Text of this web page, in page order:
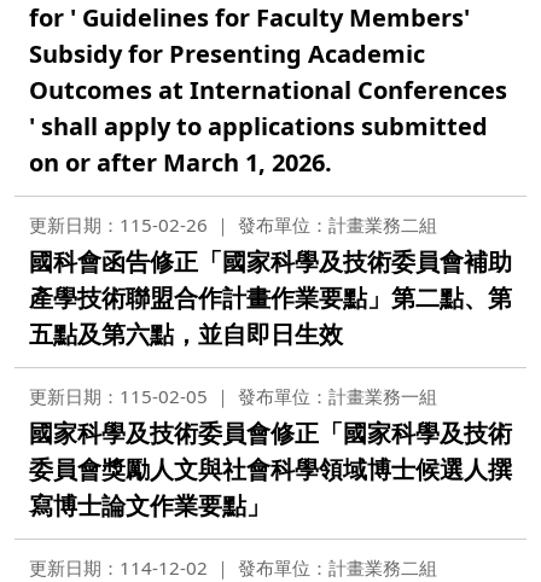
for ' Guidelines for Faculty Members'
Subsidy for Presenting Academic
Outcomes at International Conferences
' shall apply to applications submitted
on or after March 1, 2026.
更新日期：115-02-26 發布單位：計畫業務二組
國科會函告修正「國家科學及技術委員會補助
產學技術聯盟合作計畫作業要點」第二點、第
五點及第六點，並自即日生效
更新日期：115-02-05 發布單位：計畫業務一組
國家科學及技術委員會修正「國家科學及技術
委員會獎勵人文與社會科學領域博士候選人撰
寫博士論文作業要點」
更新日期：114-12-02 發布單位：計畫業務二組